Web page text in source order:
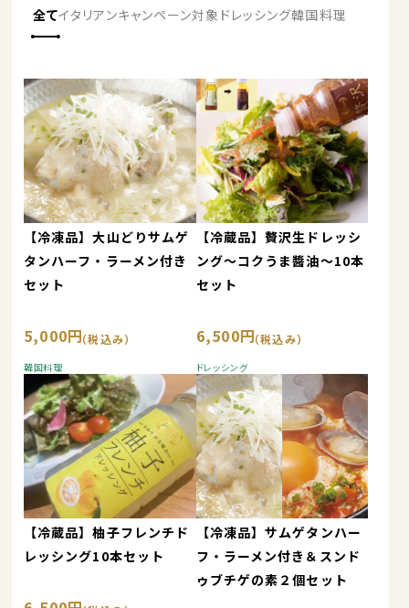
全てイタリアンキャンペーン対象 ドレッシング韓国料理
【冷凍品】大山どりサムゲ
タンハーフ・ラーメン付き
セット
5,000円
韓国料理
【冷蔵品】贅沢生ドレッシ
ング～コクうま醬油～10本
セット
6,500円
ドレッシング
【冷蔵品】柚子フレンチド
レッシング10本セット
【冷凍品】サムゲタンハー
フ・ラーメン付き＆スンド
ゥブチゲの素２個セット